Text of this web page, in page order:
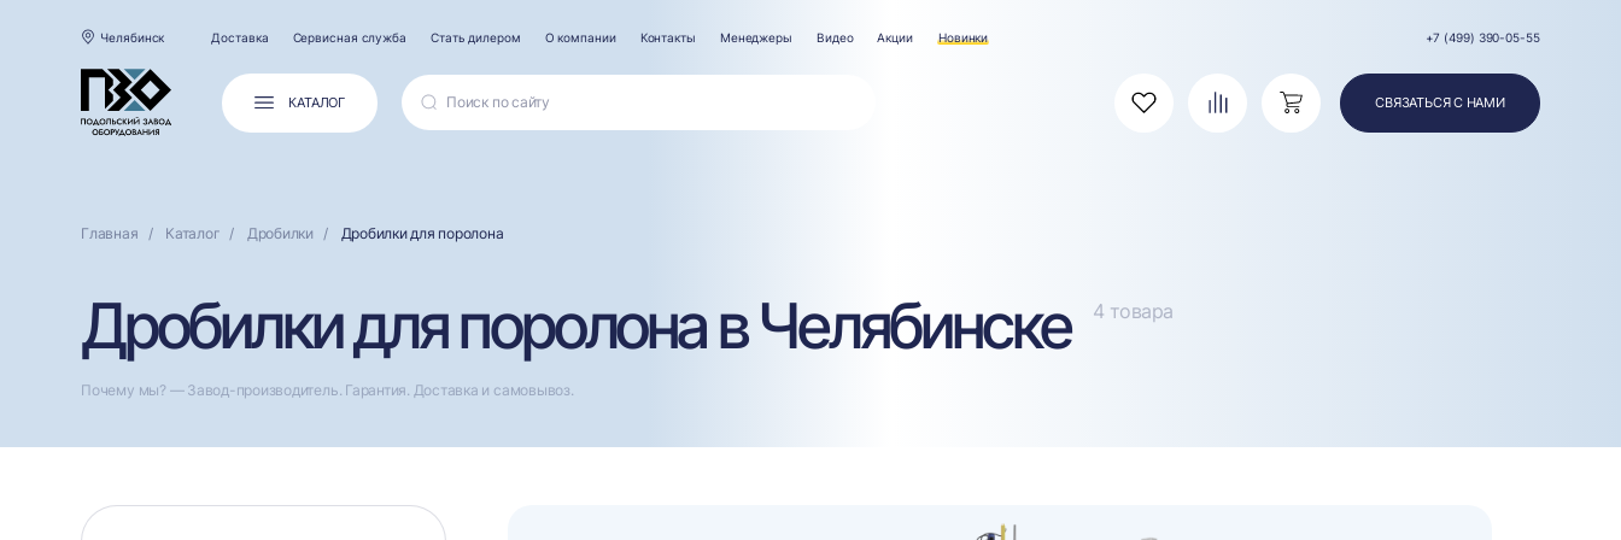
Челябинск Доставка Сервисная служба Стать дилером О компании Контакты Менеджеры Видео Акции Новинки +7 (499) 390-05-55
КАТАЛОГ Избранное СравнениеКорзина СВЯЗАТЬСЯ С НАМИ
Главная Каталог Дробилки Дробилки для поролона
Дробилки для поролона в Челябинске 4 товара
Почему мы? — Завод-производитель. Гарантия. Доставка и самовывоз.